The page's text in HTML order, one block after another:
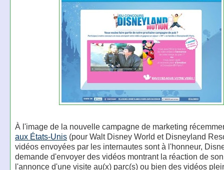
À l'image de la nouvelle campagne de marketing
aux États-Unis(pour Walt Disney World et Disneyland
vidéos envoyées par les internautes sont à l'honneur,
demande d'envoyer des vidéos montrant la réaction de
l'annonce d'une visite au(x) parc(s) ou bien des vidéos